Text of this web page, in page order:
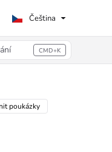
Čeština
CMD+K
to open search
poukázky